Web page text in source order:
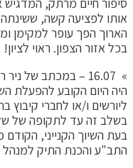
אותו לפציעה קשה,
הארוך הפך עופר למקימן
בכל אזור הצפון. ראוי לציון!
היה היום הקובע להפעלת
ליורשים ו/או לחברי
בעת השיוך הקנייני,
התב"ע והכנת התיק